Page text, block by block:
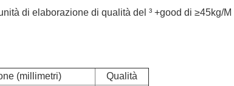
di elaborazione di qualità del ³ +good di ≥45kg/M
(millimetri)
Qualità